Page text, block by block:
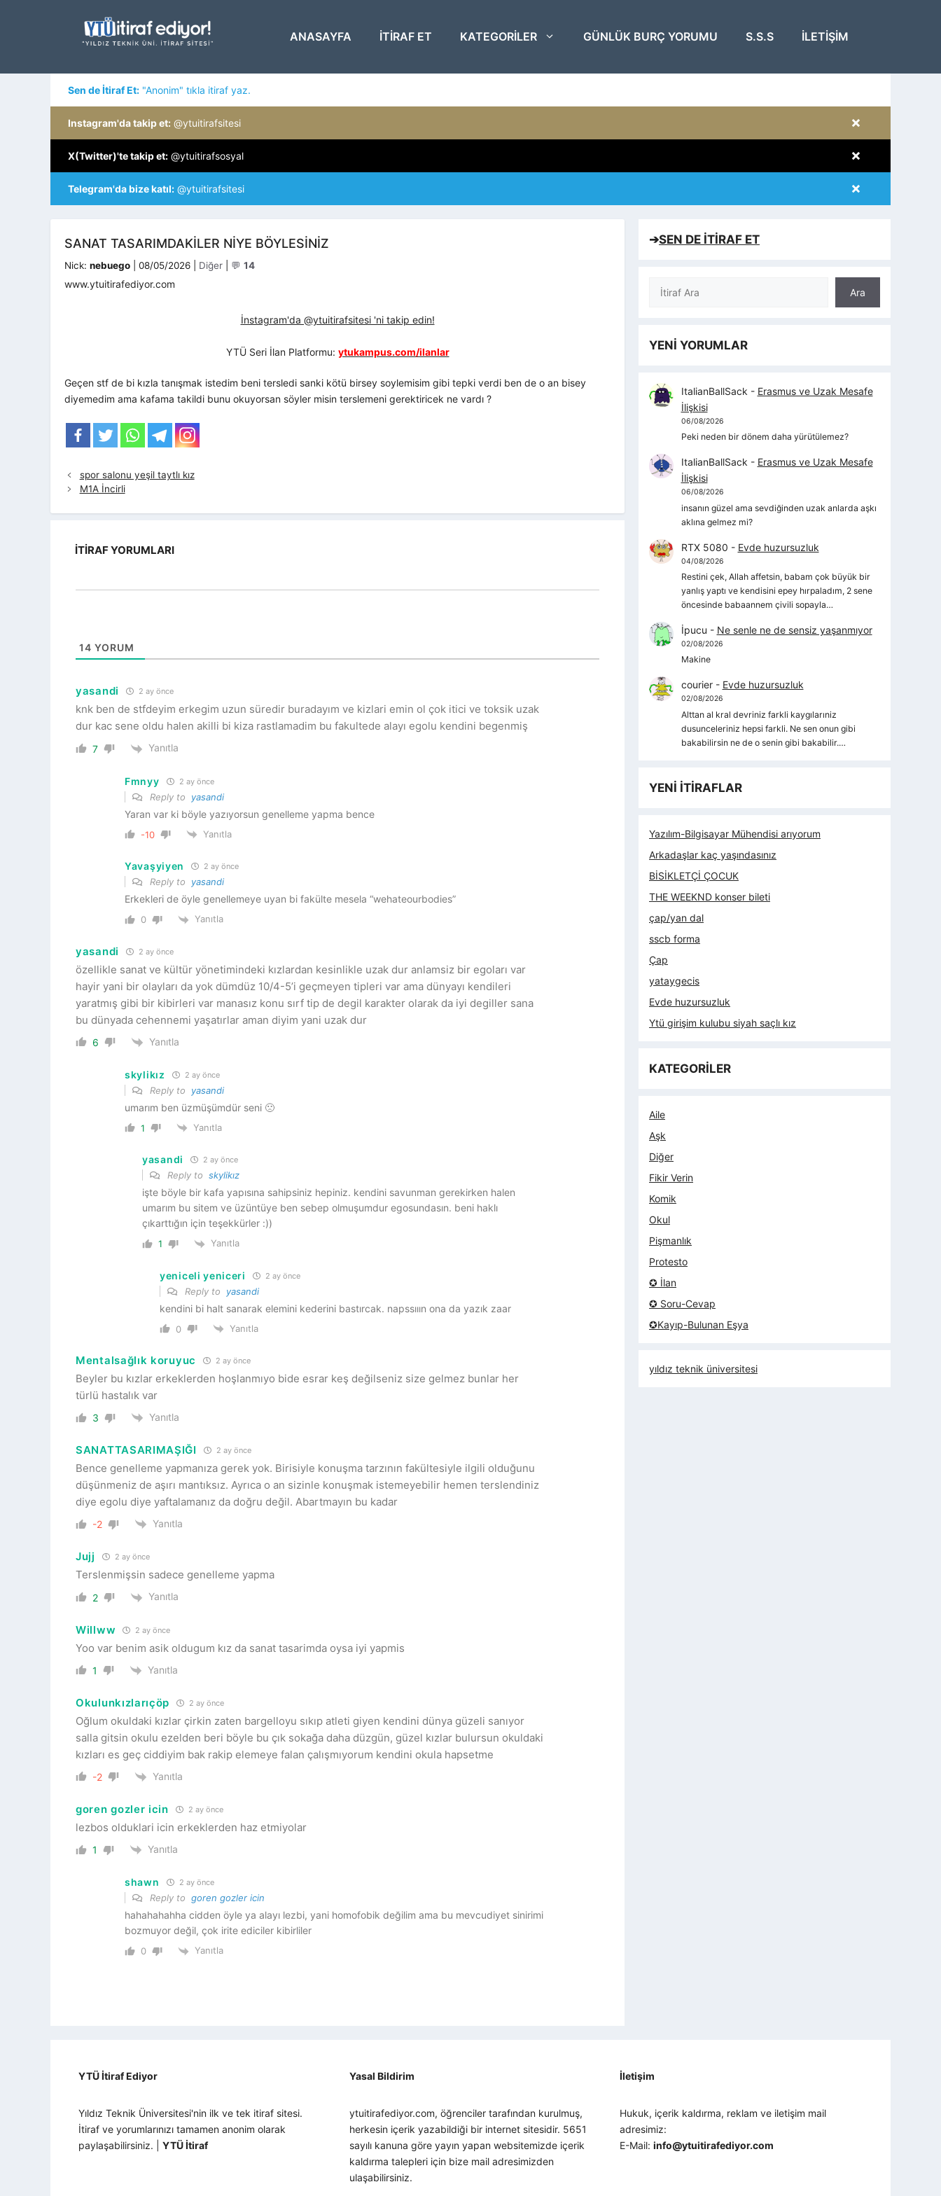
ANASAYFA ITIRAF ET KATEGORILER GÜNLÜK BURÇ YORUMU S.S.S İLETIŞIM
Sen de İtiraf Et: "Anonim" tıkla itiraf yaz.
×
Instagram'da takip et: @ytuitirafsitesi
×
X(Twitter)'te takip et: @ytuitirafsosyal
×
Telegram'da bize katıl: @ytuitirafsitesi
SANAT TASARIMDAKILER NIYE BÖYLESINIZ
Nick: nebuego 08/05/2026 Kategoriler
Diğer 💬 14
www.ytuitirafediyor.com
İnstagram'da @ytuitirafsitesi 'ni takip edin!
YTÜ Seri İlan Platformu: ytukampus.com/ilanlar
Geçen stf de bi kızla tanışmak istedim beni tersledi sanki kötü birsey soylemisim gibi tepki verdi ben de o an bisey
diyemedim ama kafama takildi bunu okuyorsan söyler misin terslemeni gerektiricek ne vardı ?
spor salonu yeşil taytlı kız
M1A İncirli
İTIRAF YORUMLARI
14 YORUM
yasandi 2 ay önce
knk ben de stfdeyim erkegim uzun süredir buradayım ve kizlari emin ol çok itici ve toksik uzak
dur kac sene oldu halen akilli bi kiza rastlamadim bu fakultede alayı egolu kendini begenmiş
7 Yanıtla
Fmnyy 2 ay önce
Reply to yasandi
Yaran var ki böyle yazıyorsun genelleme yapma bence
-10 Yanıtla
Yavaşyiyen 2 ay önce
Reply to yasandi
Erkekleri de öyle genellemeye uyan bi fakülte mesela “wehateourbodies”
0 Yanıtla
yasandi 2 ay önce
özellikle sanat ve kültür yönetimindeki kızlardan kesinlikle uzak dur anlamsiz bir egoları var
hayir yani bir olayları da yok dümdüz 10/4-5’i geçmeyen tipleri var ama dünyayı kendileri
yaratmış gibi bir kibirleri var manasız konu sırf tip de degil karakter olarak da iyi degiller sana
bu dünyada cehennemi yaşatırlar aman diyim yani uzak dur
6 Yanıtla
skylikız 2 ay önce
Reply to yasandi
umarım ben üzmüşümdür seni 🙁
1 Yanıtla
yasandi 2 ay önce
Reply to skylikız
işte böyle bir kafa yapısına sahipsiniz hepiniz. kendini savunman gerekirken halen
umarım bu sitem ve üzüntüye ben sebep olmuşumdur egosundasın. beni haklı
çıkarttığın için teşekkürler :))
1 Yanıtla
yeniceli yeniceri 2 ay önce
Reply to yasandi
kendini bi halt sanarak elemini kederini bastırcak. napssııın ona da yazık zaar
0 Yanıtla
Mentalsağlık koruyuc 2 ay önce
Beyler bu kızlar erkeklerden hoşlanmıyo bide esrar keş değilseniz size gelmez bunlar her
türlü hastalık var
3 Yanıtla
SANATTASARIMAŞIĞI 2 ay önce
Bence genelleme yapmanıza gerek yok. Birisiyle konuşma tarzının fakültesiyle ilgili olduğunu
düşünmeniz de aşırı mantıksız. Ayrıca o an sizinle konuşmak istemeyebilir hemen terslendiniz
diye egolu diye yaftalamanız da doğru değil. Abartmayın bu kadar
-2 Yanıtla
Jujj 2 ay önce
Terslenmişsin sadece genelleme yapma
2 Yanıtla
Willww 2 ay önce
Yoo var benim asik oldugum kız da sanat tasarimda oysa iyi yapmis
1 Yanıtla
Okulunkızlarıçöp 2 ay önce
Oğlum okuldaki kızlar çirkin zaten bargelloyu sıkıp atleti giyen kendini dünya güzeli sanıyor
salla gitsin okulu ezelden beri böyle bu çık sokağa daha düzgün, güzel kızlar bulursun okuldaki
kızları es geç ciddiyim bak rakip elemeye falan çalışmıyorum kendini okula hapsetme
-2 Yanıtla
goren gozler icin 2 ay önce
lezbos olduklari icin erkeklerden haz etmiyolar
1 Yanıtla
shawn 2 ay önce
Reply to goren gozler icin
hahahahahha cidden öyle ya alayı lezbi, yani homofobik değilim ama bu mevcudiyet sinirimi
bozmuyor değil, çok irite ediciler kibirliler
0 Yanıtla
➔SEN DE İTİRAF ET
Ara
Ara
YENİ YORUMLAR
ItalianBallSack - Erasmus ve Uzak Mesafe
İlişkisi
06/08/2026
Peki neden bir dönem daha yürütülemez?
ItalianBallSack - Erasmus ve Uzak Mesafe
İlişkisi
06/08/2026
insanın güzel ama sevdiğinden uzak anlarda aşkı
aklına gelmez mi?
RTX 5080 - Evde huzursuzluk
04/08/2026
Restini çek, Allah affetsin, babam çok büyük bir
yanlış yaptı ve kendisini epey hırpaladım, 2 sene
öncesinde babaannem çivili sopayla…
İpucu - Ne senle ne de sensiz yaşanmıyor
02/08/2026
Makine
courier- Evde huzursuzluk
02/08/2026
Alttan al kral devriniz farkli kaygılarıniz
dusunceleriniz hepsi farkli. Ne sen onun gibi
bakabilirsin ne de o senin gibi bakabilir.…
YENİ İTİRAFLAR
Yazılım-Bilgisayar Mühendisi arıyorum
Arkadaşlar kaç yaşındasınız
BİSİKLETÇİ ÇOCUK
THE WEEKND konser bileti
çap/yan dal
sscb forma
Çap
yataygecis
Evde huzursuzluk
Ytü girişim kulubu siyah saçlı kız
KATEGORİLER
Aile
Aşk
Diğer
Fikir Verin
Komik
Okul
Pişmanlık
Protesto
✪ İlan
✪ Soru-Cevap
✪Kayıp-Bulunan Eşya
yıldız teknik üniversitesi
YTÜ İtiraf Ediyor
Yıldız Teknik Üniversitesi'nin ilk ve tek itiraf sitesi.
İtiraf ve yorumlarınızı tamamen anonim olarak
paylaşabilirsiniz. | YTÜ İtiraf
Yasal Bildirim
ytuitirafediyor.com, öğrenciler tarafından kurulmuş,
herkesin içerik yazabildiği bir internet sitesidir. 5651
sayılı kanuna göre yayın yapan websitemizde içerik
kaldırma talepleri için bize mail adresimizden
ulaşabilirsiniz.
İletişim
Hukuk, içerik kaldırma, reklam ve iletişim mail
adresimiz:
E-Mail:info@ytuitirafediyor.com